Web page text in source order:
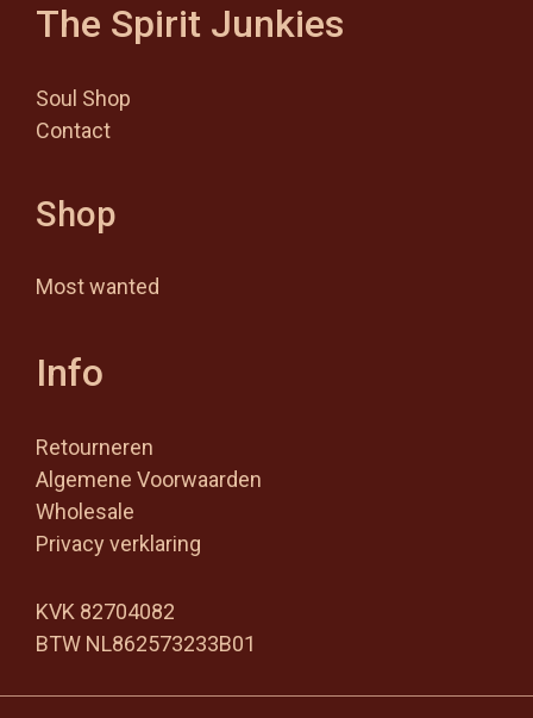
The Spirit Junkies
Soul Shop
Contact
Shop
Most wanted
Info
Retourneren
Algemene Voorwaarden
Wholesale
Privacy verklaring
KVK 82704082
BTW NL862573233B01